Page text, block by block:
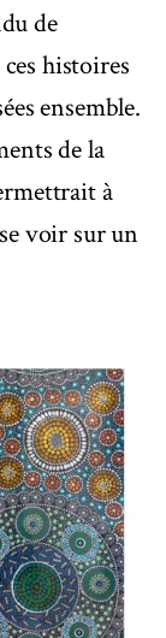
de
histoires
ensemble.
de la
à
voir sur un